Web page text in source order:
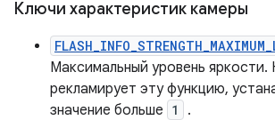
Ключи характеристик камеры
Максимальный уровень яркости.
рекламирует эту функцию,
значение больше 1 .